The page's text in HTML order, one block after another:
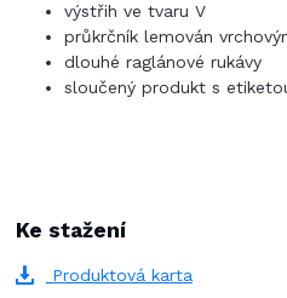
výstřih ve tvaru V
průkrčník lemován
dlouhé raglánové rukávy
sloučený produkt s
Ke stažení
Produktová karta